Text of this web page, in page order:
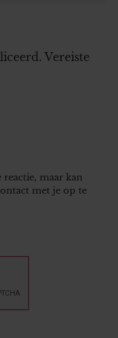
Vereiste
maar kan
met je op te